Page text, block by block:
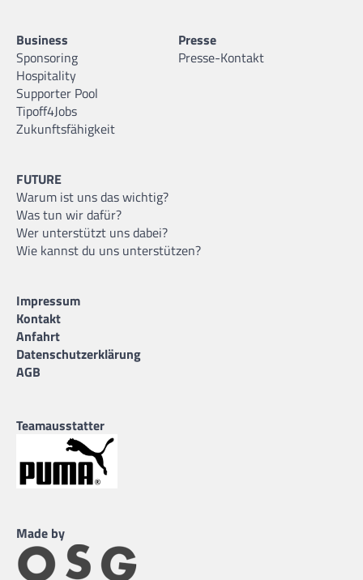
Business
Sponsoring
Hospitality
Supporter Pool
Tipoff4Jobs
Zukunftsfähigkeit
Presse
Presse-Kontakt
FUTURE
Warum ist uns das wichtig?
Was tun wir dafür?
Wer unterstützt uns dabei?
Wie kannst du uns unterstützen?
Impressum
Kontakt
Anfahrt
Datenschutzerklärung
AGB
Teamausstatter
Made by